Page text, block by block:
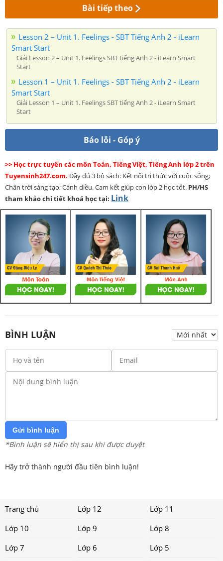
Bài tiếp theo
Lesson 2 – Unit 1. Feelings - SBT Tiếng Anh 2 - iLearn
Smart Start
Giải Lesson 2 – Unit 1. Feelings SBT tiếng Anh 2 - iLearn Smart
Start
Lesson 1 – Unit 1. Feelings - SBT Tiếng Anh 2 - iLearn
Smart Start
Giải Lesson 1 – Unit 1. Feelings SBT tiếng Anh 2 - iLearn Smart
Start
Báo lỗi - Góp ý
>> Học trực tuyến các môn Toán, Tiếng Việt, Tiếng Anh lớp 2 trên
Tuyensinh247.com. Đầy đủ 3 bộ sách: Kết nối tri thức với cuộc sống;
Chân trời sáng tạo; Cánh diều. Cam kết giúp con lớp 2 học tốt. PH/HS
tham khảo chi tiết khoá học tại: Link
BÌNH LUẬN
Gửi bình luận
*Bình luận sẽ hiển thị sau khi được duyệt
Hãy trở thành người đầu tiên bình luận!
Trang chủ Lớp 12
Lớp 11
Lớp 10
Lớp 9
Lớp 8
Lớp 7
Lớp 6 Lớp 5